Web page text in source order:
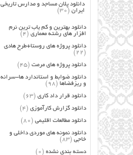
دانلود پلان مساجد و مدارس تاریخی
ایران (30)
دانلود بهترین و کم یاب ترین نرم
افزار های رشته معماری (4)
دانلود پروژه های روستا+طرح هادی
(22)
دانلود پروژه های مرمت (45)
دانلود ضوابط و استاندارد ها-سرانه
و ریزفضاها (98)
دانلود قرار داد کاری (63)
دانلود گزارش کارآموزی (4)
دانلود مطالعات اقلیمی (80)
دانلود نمونه های موردی داخلی و
خاجی (83)
دسته بندی نشده (0)